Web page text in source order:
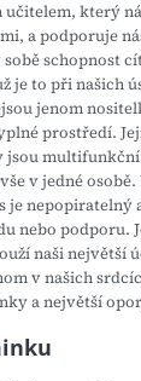
učitelem, který
a podporuje
schopnost
je to při našich
jenom
prostředí.
jsou
v jedné
je
nebo podporu.
naši největší
v našich
a největší